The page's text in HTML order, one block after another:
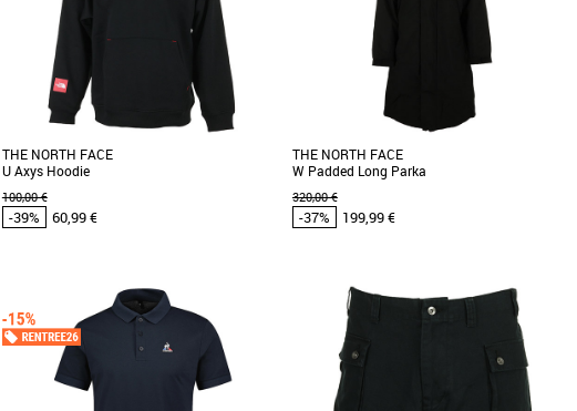
THE NORTH FACE
U Axys Hoodie
100,00 €
-39% 60,99 €
Vêtements pas cher et Promos Vêtements
Le Sweat The North Face U Axys Hoodie offre
un mélange parfait de style urbain et de
confort. Fabriqué [...]
THE NORTH FACE
W Padded Long Parka
320,00 €
-37% 199,99 €
L
Vêtements pas cher et Promos Vêtements
La parka The North Face W Padded Long
Parka allie style et protection contre le froid.
Avec son isolation [...]